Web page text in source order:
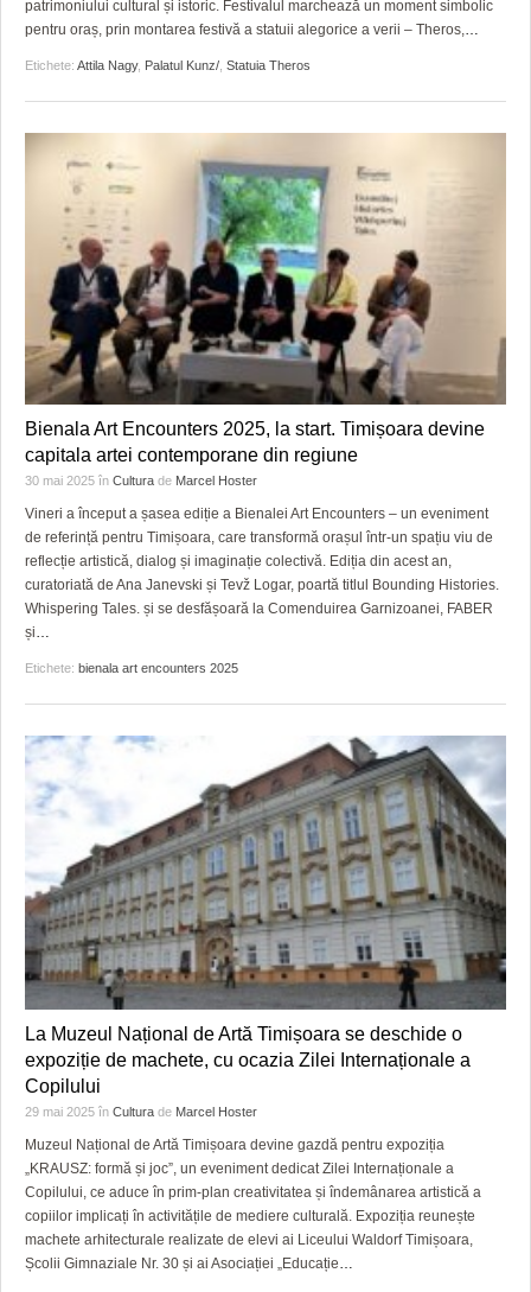
patrimoniului cultural și istoric. Festivalul marchează un moment simbolic
pentru oraș, prin montarea festivă a statuii alegorice a verii – Theros,…
Etichete: Attila Nagy, Palatul Kunz/ Statuia Theros
Bienala Art Encounters 2025, la start. Timișoara devine
capitala artei contemporane din regiune
30 mai 2025 în Cultura de Marcel Hoster
Vineri a început a șasea ediție a Bienalei Art Encounters – un eveniment
de referință pentru Timișoara, care transformă orașul într-un spațiu viu de
reflecție artistică, dialog și imaginație colectivă. Ediția din acest an,
curatoriată de Ana Janevski și Tevž Logar, poartă titlul Bounding Histories.
Whispering Tales. și se desfășoară la Comenduirea Garnizoanei, FABER
și…
Etichete: bienala art encounters 2025
La Muzeul Național de Artă Timișoara se deschide o
expoziție de machete, cu ocazia Zilei Internaționale a
Copilului
29 mai 2025 în Cultura de Marcel Hoster
Muzeul Național de Artă Timișoara devine gazdă pentru expoziția
„KRAUSZ: formă și joc”, un eveniment dedicat Zilei Internaționale a
Copilului, ce aduce în prim-plan creativitatea și îndemânarea artistică a
copiilor implicați în activitățile de mediere culturală. Expoziția reunește
machete arhitecturale realizate de elevi ai Liceului Waldorf Timișoara,
Școlii Gimnaziale Nr. 30 și ai Asociației „Educație…